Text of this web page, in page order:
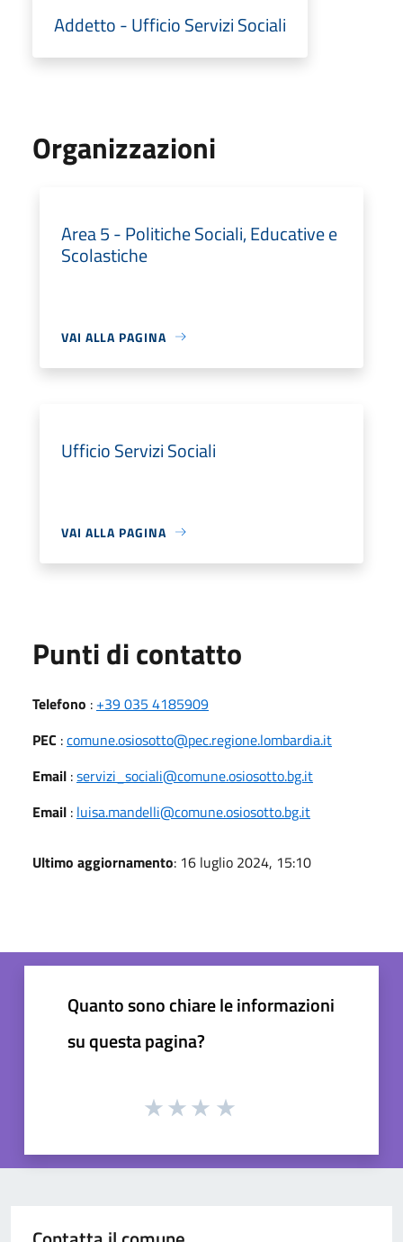
Addetto - Ufficio Servizi Sociali
Organizzazioni
Area 5 - Politiche Sociali, Educative e
Scolastiche
VAI ALLA PAGINA
Ufficio Servizi Sociali
VAI ALLA PAGINA
Punti di contatto
Telefono : +39 035 4185909
PEC :comune.osiosotto@pec.regione.lombardia.it
Email :servizi_sociali@comune.osiosotto.bg.it
Email : luisa.mandelli@comune.osiosotto.bg.it
Ultimo aggiornamento: 16 luglio 2024, 15:10
Quanto sono chiare le informazioni
su questa pagina?